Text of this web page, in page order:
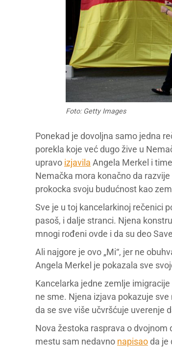
Foto: Getty Images
Ponekad je dovoljna samo jedna
porekla koje već dugo žive u
upravo izjavila Angela Merkel i
Nemačka mora konačno da
prokocka svoju budućnost kao
Sve je u toj kancelarkinoj rečenici
pasoš, i dalje stranci. Njena
mnogi rođeni ovde i da su deo
Ali najgore je ovo „Mi“, jer ne
Angela Merkel je pokazala sve
Kancelarka jedne zemlje
ne sme. Njena izjava pokazuje
da se sve više učvršćuje uverenje
Nova žestoka rasprava o
mestu sam nedavno napisao da je